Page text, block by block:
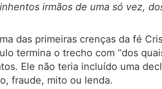
irmãos de uma só vez,
das primeiras crenças da fé
termina o trecho com “dos
Ele não teria incluído uma
fraude, mito ou lenda.